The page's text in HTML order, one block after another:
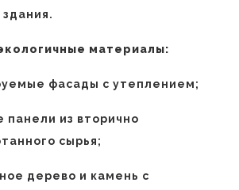
материалы:
фасады с утеплением;
панели из вторично
сырья;
дерево и камень с